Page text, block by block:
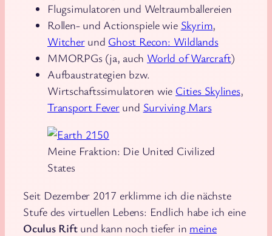
Flugsimulatoren und Weltraumballereien
Rollen- und Actionspiele wie Skyrim,
Witcherund Ghost Recon: Wildlands
MMORPGs (ja, auch World of Warcraft)
Aufbaustrategien bzw.
Wirtschaftssimulatoren wie Cities Skylines,
Transport Feverund Surviving Mars
Meine Fraktion: Die United Civilized
States
Seit Dezember 2017 erklimme ich die nächste
Stufe des virtuellen Lebens: Endlich habe ich eine
Oculus Riftund kann noch tiefer in meine